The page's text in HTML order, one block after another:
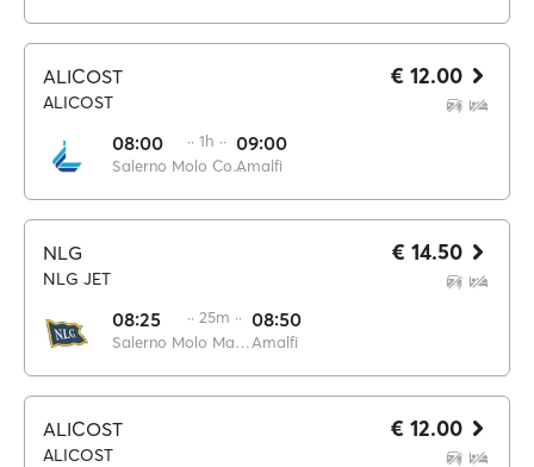
ALICOST
ALICOST
08:00
Salerno Molo Concordia
·· 1h ·· 09:00
Amalfi
€ 12.00
NLG
NLG JET
08:25
Salerno Molo Manfredi
·· 25m ·· 08:50
Amalfi
€ 14.50
ALICOST
ALICOST
€ 12.00